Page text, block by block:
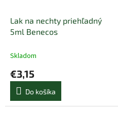
Lak na nechty priehľadný
5ml Benecos
Skladom
€3,15
Do košíka